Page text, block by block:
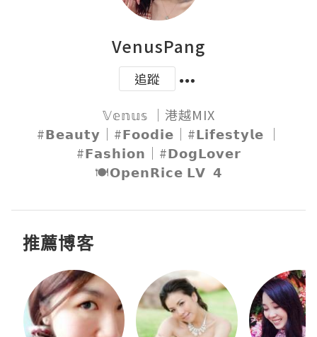
VenusPang
追蹤
𝕍𝕖𝕟𝕦𝕤 ｜港越MIX
#𝗕𝗲𝗮𝘂𝘁𝘆｜#𝗙𝗼𝗼𝗱𝗶𝗲｜#𝗟𝗶𝗳𝗲𝘀𝘁𝘆𝗹𝗲 ｜
#𝗙𝗮𝘀𝗵𝗶𝗼𝗻｜#𝗗𝗼𝗴𝗟𝗼𝘃𝗲𝗿
🍽𝗢𝗽𝗲𝗻𝗥𝗶𝗰𝗲 𝗟𝗩  𝟰
推薦博客